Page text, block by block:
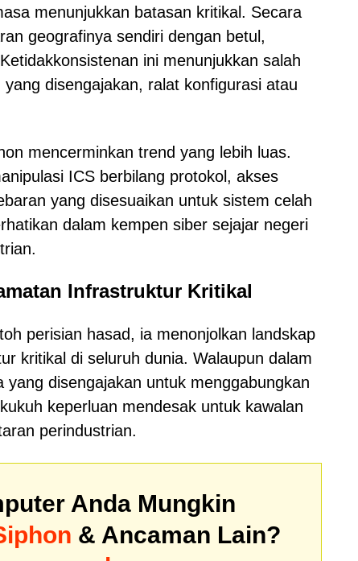
menunjukkan batasan kritikal. Secara
geografinya sendiri dengan betul,
ini menunjukkan salah
disengajakan, ralat konfigurasi atau
mencerminkan trend yang lebih luas.
ICS berbilang protokol, akses
yang disesuaikan untuk sistem celah
dalam kempen siber sejajar negeri
Infrastruktur Kritikal
perisian hasad, ia menonjolkan landskap
kritikal di seluruh dunia. Walaupun dalam
disengajakan untuk menggabungkan
keperluan mendesak untuk kawalan
perindustrian.
Anda Mungkin
& Ancaman Lain?